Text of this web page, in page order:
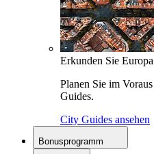
Erkunden Sie
Planen Sie im
Guides.
City Guides ansehen
Bonusprogramm